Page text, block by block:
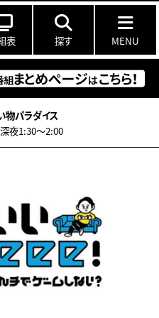
表 探す MENU
物パラダイス
深夜1:30〜2:00